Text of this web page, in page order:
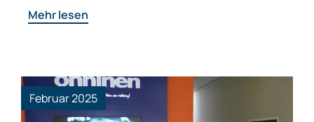
Mehr lesen
Februar 2025